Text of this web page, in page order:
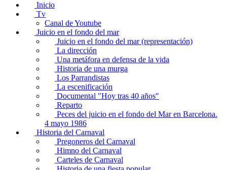
Inicio
Tv
Canal de Youtube
Juicio en el fondo del mar
Juicio en el fondo del mar (representación)
La dirección
Una metáfora en defensa de la vida
Historia de una murga
Los Parrandistas
La escenificación
Documental "Hoy tras 40 años"
Reparto
Peces del juicio en el fondo del Mar en Barcelona.
4 mayo 1986
Historia del Carnaval
Pregoneros del Carnaval
Himno del Carnaval
Carteles de Carnaval